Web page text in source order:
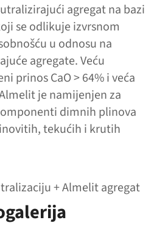
agregat na bazi
se odlikuje izvrsnom
u odnosu na
agregate. Veću
prinos CaO > 64% i veća
je namijenjen za
dimnih plinova
tekućih i krutih
+ Almelit agregat